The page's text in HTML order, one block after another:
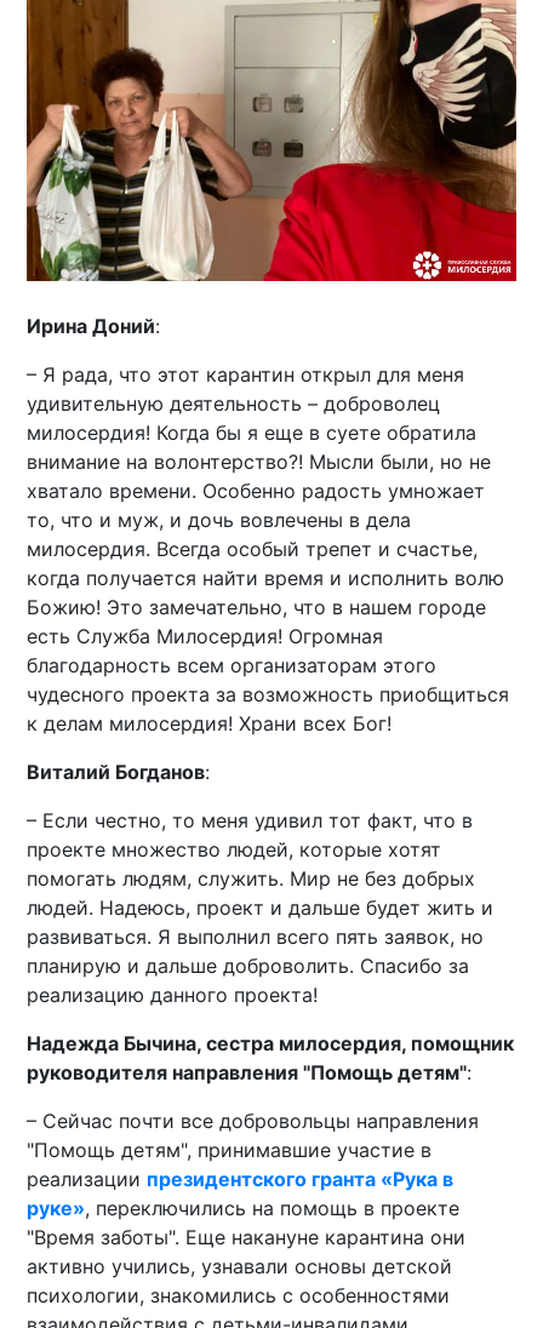
Ирина Доний:
– Я рада, что этот карантин открыл для меня
удивительную деятельность – доброволец
милосердия! Когда бы я еще в суете обратила
внимание на волонтерство?! Мысли были, но не
хватало времени. Особенно радость умножает
то, что и муж, и дочь вовлечены в дела
милосердия. Всегда особый трепет и счастье,
когда получается найти время и исполнить волю
Божию! Это замечательно, что в нашем городе
есть Служба Милосердия! Огромная
благодарность всем организаторам этого
чудесного проекта за возможность приобщиться
к делам милосердия! Храни всех Бог!
Виталий Богданов:
– Если честно, то меня удивил тот факт, что в
проекте множество людей, которые хотят
помогать людям, служить. Мир не без добрых
людей. Надеюсь, проект и дальше будет жить и
развиваться. Я выполнил всего пять заявок, но
планирую и дальше доброволить. Спасибо за
реализацию данного проекта!
Надежда Бычина, сестра милосердия, помощник
руководителя направления "Помощь детям":
– Сейчас почти все добровольцы направления
"Помощь детям", принимавшие участие в
реализации президентского гранта «Рука в
руке», переключились на помощь в проекте
"Время заботы". Еще накануне карантина они
активно учились, узнавали основы детской
психологии, знакомились с особенностями